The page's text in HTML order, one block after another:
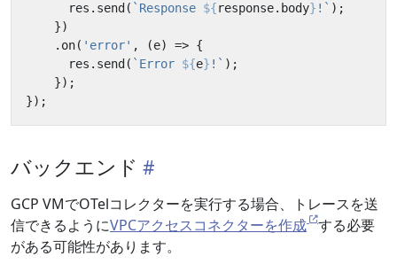
res . send ( `Response ${response. body} !` );
})
. on( 'error' , (e) => {
res . send ( `Error ${e} !` );
});
});
バックエンド
GCP VMでOTelコレクターを実行する場合、トレースを送
信できるようにVPCアクセスコネクターを作成 する必要
がある可能性があります。